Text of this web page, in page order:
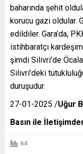
baharında şehit
korucu gazi oldular.
edildiler. Gara’da,
istihbaratçı
şimdi Silivri’de
Silivri’deki
duruşudur.
27-01-2025 /Uğur
Basın ile
64